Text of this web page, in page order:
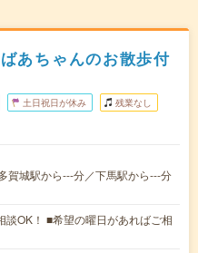
あちゃんのお散歩付
土日祝日が休み 残業なし
賀城駅から---分／下馬駅から---分
談OK！ ■希望の曜日があればご相